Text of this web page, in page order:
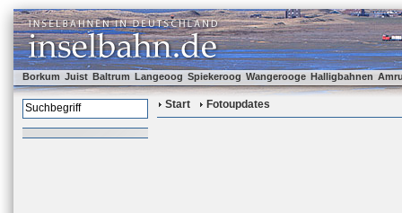
Borkum Juist Baltrum Langeoog Spiekeroog Wangerooge Halligbahnen
Start Fotoupdates